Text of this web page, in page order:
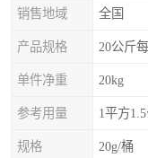
销售地域 全国
产品规格 20公斤
单件净重 20kg
参考用量 1平方
规格 20g/桶